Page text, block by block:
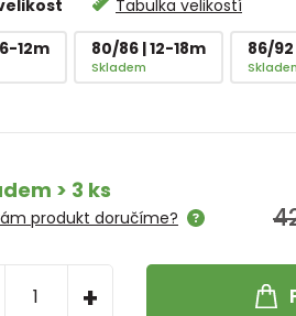
Tabulka velikostí
12m
80/86 | 12-18m
Skladem
86/
> 3 ks
produkt doručíme?
+